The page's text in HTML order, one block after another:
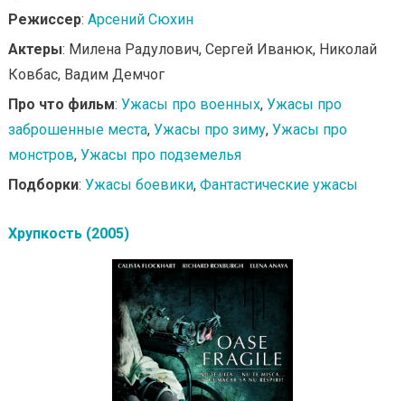
Режиссер: Арсений Сюхин
Актеры: Милена Радулович, Сергей Иванюк, Николай
Ковбас, Вадим Демчог
Про что фильм: Ужасы про военных, Ужасы про
заброшенные места, Ужасы про зиму, Ужасы про
монстров, Ужасы про подземелья
Подборки: Ужасы боевики, Фантастические ужасы
Хрупкость (2005)